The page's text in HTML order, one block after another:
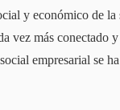
y económico de la
vez más conectado
empresarial se